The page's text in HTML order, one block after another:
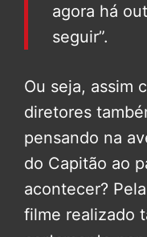
agora há
seguir”.
Ou seja, assim
diretores
pensando na
do Capitão ao
acontecer?
filme realizado